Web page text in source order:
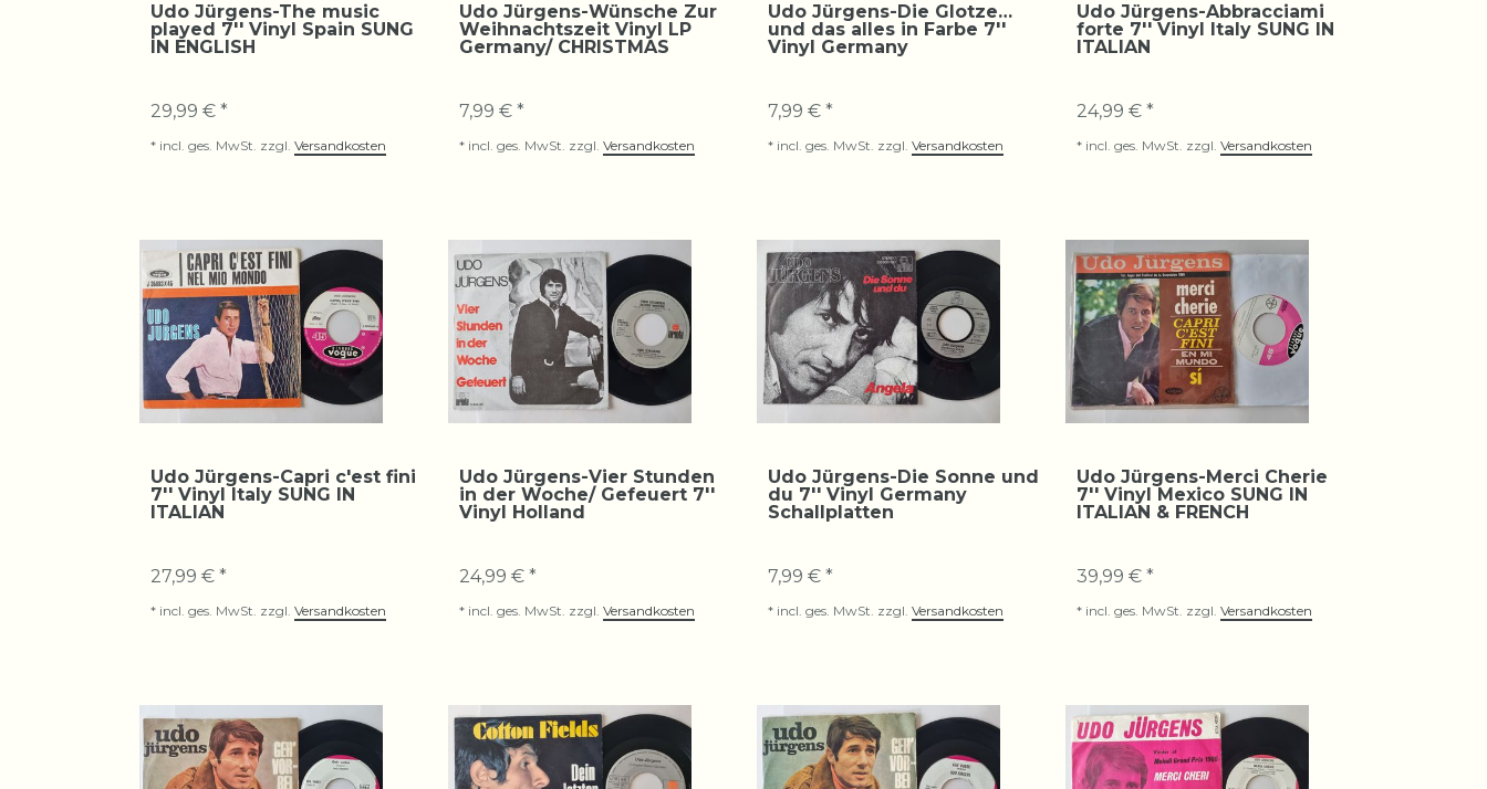
Udo Jürgens-The music
played 7'' Vinyl Spain SUNG
IN ENGLISH
29,99 € *
* incl. ges. MwSt. zzgl. Versandkosten
Udo Jürgens-Wünsche Zur
Weihnachtszeit Vinyl LP
Germany/ CHRISTMAS
7,99 € *
* incl. ges. MwSt. zzgl. Versandkosten
Udo Jürgens-Die Glotze…
und das alles in Farbe 7''
Vinyl Germany
7,99 € *
* incl. ges. MwSt. zzgl. Versandkosten
Udo Jürgens-Abbracciami
forte 7'' Vinyl Italy SUNG IN
ITALIAN
24,99 € *
* incl. ges. MwSt. zzgl. Versandkosten
Udo Jürgens-Capri c'est fini
7'' Vinyl Italy SUNG IN
ITALIAN
27,99 € *
* incl. ges. MwSt. zzgl. Versandkosten
Udo Jürgens-Vier Stunden
in der Woche/ Gefeuert 7''
Vinyl Holland
24,99 € *
* incl. ges. MwSt. zzgl. Versandkosten
Udo Jürgens-Die Sonne und
du 7'' Vinyl Germany
Schallplatten
7,99 € *
* incl. ges. MwSt. zzgl. Versandkosten
Udo Jürgens-Merci Cherie
7'' Vinyl Mexico SUNG IN
ITALIAN & FRENCH
39,99 € *
* incl. ges. MwSt. zzgl. Versandkosten